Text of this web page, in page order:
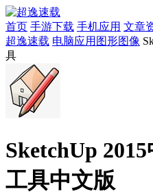
首页 手游下载 手机应用 文章
超逸速载 电脑应用 图形图像
具
SketchUp
工具中文版